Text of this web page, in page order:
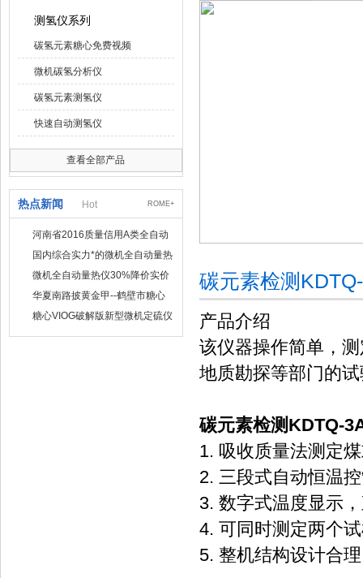
测氢仪系列
碳氢元素糖心免费视频
微机碳氢分析仪
碳氢元素测氢仪
快速自动测氢仪
查看全部产品
热点新闻 Hot ROME+
河南省2016质量信用A类全自动
量热仪
国内综合实力*的微机全自动量热
仪制造企业
微机全自动量热仪30%降价实价
出售
华夏南路披黄金甲--鹤壁市糖心
VIOG破解版仪器仪表有限公司
糖心VIOG破解版新型微机定硫仪
碳元素检测
产品介绍
该仪器操作简单，
地质勘探等部门的
碳元素检测KDTQ-
1. 吸收质量法测定
2. 三段式自动恒温
3. 数字式温度显示
4. 可同时测定两个
5. 整机结构设计合